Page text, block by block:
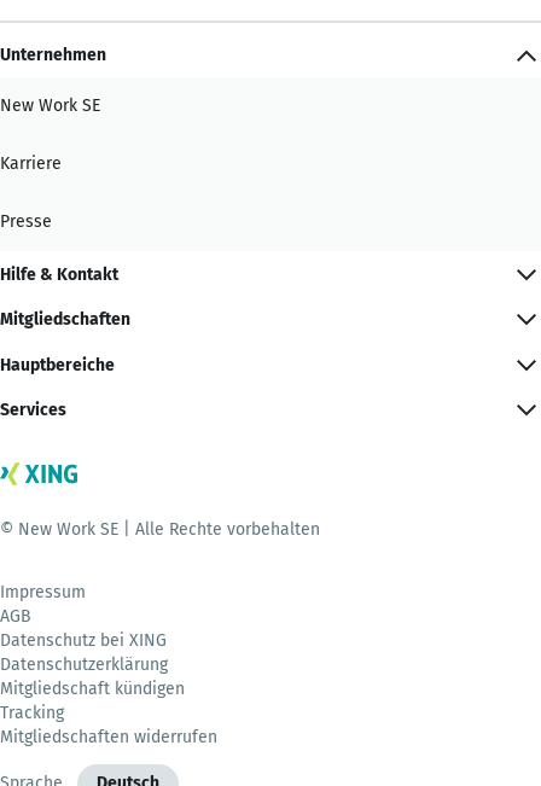
Unternehmen
New Work SE
Karriere
Presse
Hilfe & Kontakt
Mitgliedschaften
Hauptbereiche
Services
© New Work SE | Alle Rechte vorbehalten
Impressum
AGB
Datenschutz bei XING
Datenschutzerklärung
Mitgliedschaft kündigen
Tracking
Mitgliedschaften widerrufen